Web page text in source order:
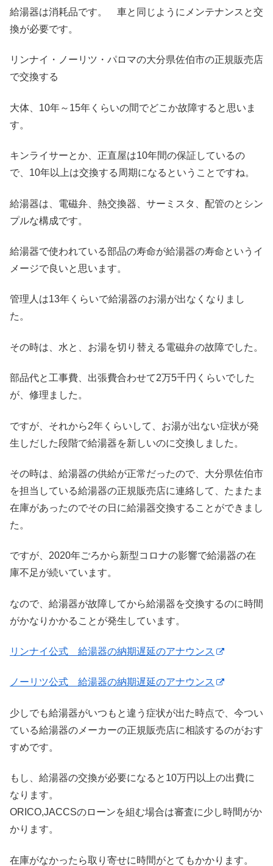
給湯器は消耗品です。 車と同じようにメンテナンスと交
換が必要です。
リンナイ・ノーリツ・パロマの大分県佐伯市の正規販売店
で交換する
大体、10年～15年くらいの間でどこか故障すると思いま
す。
キンライサーとか、正直屋は10年間の保証しているの
で、10年以上は交換する周期になるということですね。
給湯器は、電磁弁、熱交換器、サーミスタ、配管のとシン
プルな構成です。
給湯器で使われている部品の寿命が給湯器の寿命というイ
メージで良いと思います。
管理人は13年くらいで給湯器のお湯が出なくなりまし
た。
その時は、水と、お湯を切り替える電磁弁の故障でした。
部品代と工事費、出張費合わせて2万5千円くらいでした
が、修理ました。
ですが、それから2年くらいして、お湯が出ない症状が発
生しだした段階で給湯器を新しいのに交換しました。
その時は、給湯器の供給が正常だったので、大分県佐伯市
を担当している給湯器の正規販売店に連絡して、たまたま
在庫があったのでその日に給湯器交換することができまし
た。
ですが、2020年ごろから新型コロナの影響で給湯器の在
庫不足が続いています。
なので、給湯器が故障してから給湯器を交換するのに時間
がかなりかかることが発生しています。
リンナイ公式 給湯器の納期遅延のアナウンス
ノーリツ公式 給湯器の納期遅延のアナウンス
少しでも給湯器がいつもと違う症状が出た時点で、今つい
ている給湯器のメーカーの正規販売店に相談するのがおす
すめです。
もし、給湯器の交換が必要になると10万円以上の出費に
なります。
ORICO,JACCSのローンを組む場合は審査に少し時間がか
かります。
在庫がなかったら取り寄せに時間がとてもかかります。